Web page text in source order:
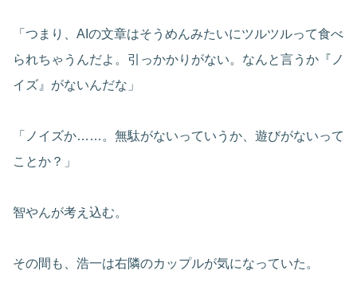
「つまり、AIの文章はそうめんみたいにツルツルって食べ
られちゃうんだよ。引っかかりがない。なんと言うか『ノ
イズ』がないんだな」
「ノイズか……。無駄がないっていうか、遊びがないって
ことか？」
智やんが考え込む。
その間も、浩一は右隣のカップルが気になっていた。